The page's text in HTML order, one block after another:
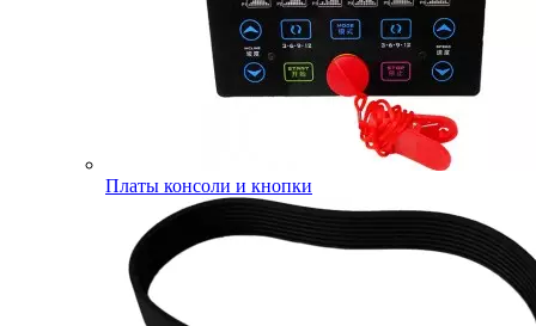
Платы консоли и кнопки